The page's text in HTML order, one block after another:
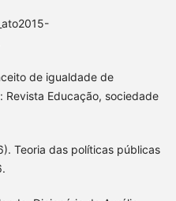
de igualdade de
Educação, sociedade
Teoria das políticas públicas